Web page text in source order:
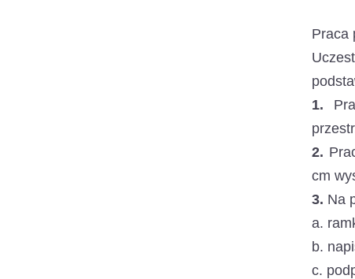
Praca
1.
2.
cm
3. Na
a.
b.
c.